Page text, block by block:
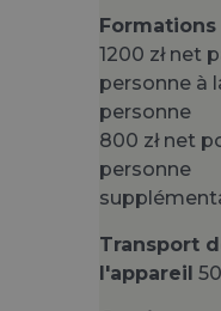
Formations
1200 zł net
personne à
personne
800 zł net
personne
Transport
l'appareil